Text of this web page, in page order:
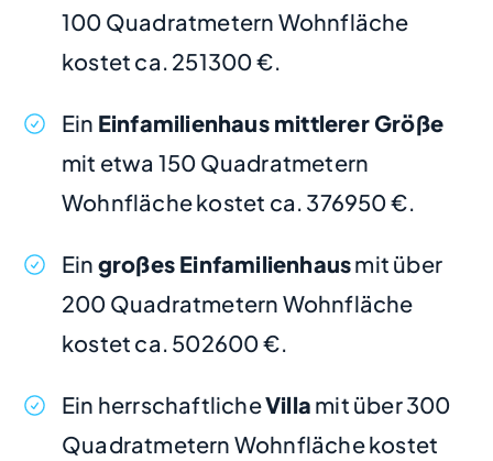
100 Quadratmetern Wohnfläche
kostet ca. 251300 €.
Ein Einfamilienhaus mittlerer Größe
mit etwa 150 Quadratmetern
Wohnfläche kostet ca. 376950 €.
Ein großes Einfamilienhausmit über
200 Quadratmetern Wohnfläche
kostet ca. 502600 €.
Ein herrschaftlicheVilla mit über 300
Quadratmetern Wohnfläche kostet